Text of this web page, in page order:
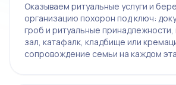
Оказываем ритуальные услуги и
организацию похорон под ключ:
гроб и ритуальные
зал, катафалк, кладбище или
сопровождение семьи на каждом